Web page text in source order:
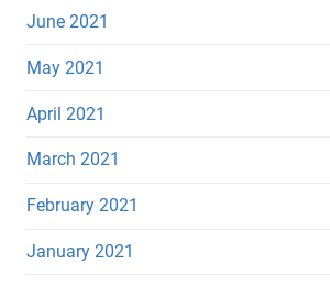
June 2021
May 2021
April 2021
March 2021
February 2021
January 2021